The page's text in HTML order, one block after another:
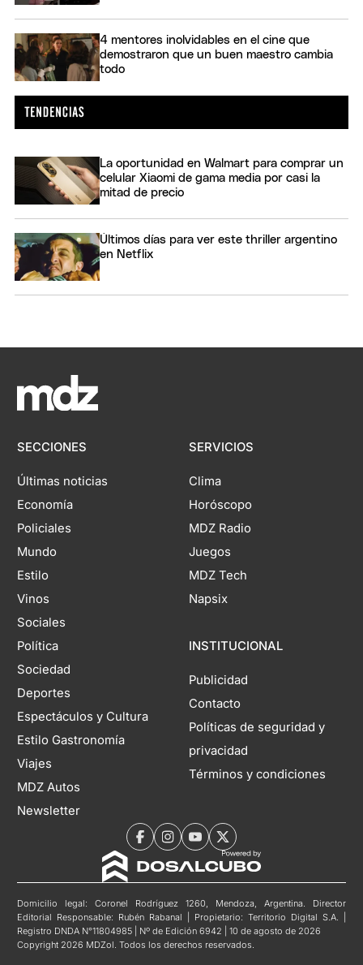
4 mentores inolvidables en el cine que
demostraron que un buen maestro cambia
todo
La oportunidad en Walmart para comprar un
celular Xiaomi de gama media por casi la
mitad de precio
Últimos días para ver este thriller argentino
en Netflix
SECCIONES
Últimas noticias
Economía
Policiales
Mundo
Estilo
Vinos
Sociales
Política
Sociedad
Deportes
Espectáculos y Cultura
Estilo Gastronomía
Viajes
MDZ Autos
Newsletter
SERVICIOS
Clima
Horóscopo
MDZ Radio
Juegos
MDZ Tech
Napsix
INSTITUCIONAL
Publicidad
Contacto
Políticas de seguridad y
privacidad
Términos y condiciones
Domicilio legal: Coronel Rodríguez 1260, Mendoza, Argentina. Director
Editorial Responsable: Rubén Rabanal | Propietario: Territorio Digital S.A. |
Registro DNDA N°11804985 | Nº de Edición 6942 | 10 de agosto de 2026
Copyright 2026 MDZol. Todos los derechos reservados.